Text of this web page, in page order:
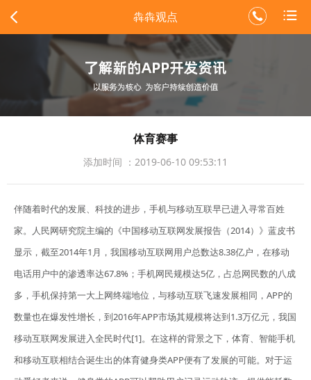
犇犇观点
体育赛事
添加时间 ：2019-06-10 09:53:11
伴随着时代的发展、科技的进步，手机与移动互联早已进入寻常百姓
家。人民网研究院主编的《中国移动互联网发展报告（2014）》蓝皮书
显示，截至2014年1月，我国移动互联网用户总数达8.38亿户，在移动
电话用户中的渗透率达67.8%；手机网民规模达5亿，占总网民数的八成
多，手机保持第一大上网终端地位，与移动互联飞速发展相同，APP的
数量也在爆发性增长，到2016年APP市场其规模将达到1.3万亿元，我国
移动互联网发展进入全民时代[1]。在这样的背景之下，体育、智能手机
和移动互联相结合诞生出的体育健身类APP便有了发展的可能。对于运